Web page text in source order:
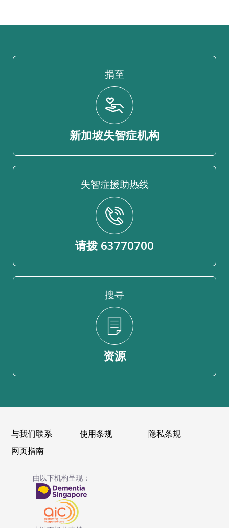
捐至
新加坡失智症机构
失智症援助热线
请拨 63770700
搜寻
资源
与我们联系 使用条规
隐私条规
网页指南
由以下机构呈现：